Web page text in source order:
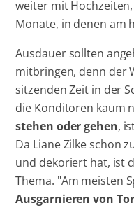
weiter mit
Monate, in denen am
Ausdauer sollten
mitbringen, denn der
sitzenden Zeit in der
die Konditoren kaum
stehen oder gehen,
Da Liane Zilke schon
und dekoriert hat, ist
Thema. "Am meisten
Ausgarnieren von